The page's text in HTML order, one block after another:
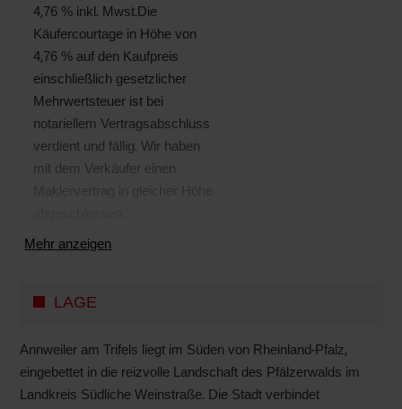
4,76 % inkl. Mwst.Die
Käufercourtage in Höhe von
4,76 % auf den Kaufpreis
einschließlich gesetzlicher
Mehrwertsteuer ist bei
notariellem Vertragsabschluss
verdient und fällig. Wir haben
mit dem Verkäufer einen
Mehr anzeigen
LAGE
Annweiler am Trifels liegt im Süden von Rheinland-Pfalz,
eingebettet in die reizvolle Landschaft des Pfälzerwalds im
Landkreis Südliche Weinstraße. Die Stadt verbindet